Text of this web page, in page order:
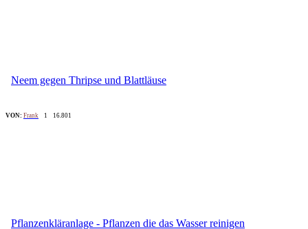
Neem gegen Thripse und Blattläuse
VON: Frank 1 16.801
Pflanzenkläranlage - Pflanzen die das Wasser reinigen